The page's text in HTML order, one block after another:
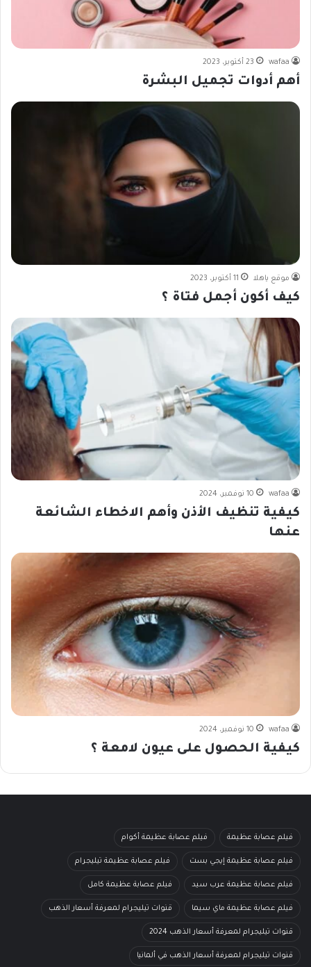
wafaa 23 أكتوبر، 2023
أهم أدوات تجميل البشرة
موقع ياهلا 11 أكتوبر، 2023
كيف أكون أجمل فتاة ؟
wafaa 10 نوفمبر، 2024
كيفية تنظيف الأذن وأهم الاخطاء الشائعة
عنها
wafaa 10 نوفمبر، 2024
كيفية الحصول على عيون لامعة ؟
فيلم عصابة عظيمة فيلم عصابة عظيمة أكوام
فيلم عصابة عظيمة إيجي بست فيلم عصابة عظيمة تيليجرام
فيلم عصابة عظيمة عرب سيد فيلم عصابة عظيمة كامل
فيلم عصابة عظيمة ماي سيما قنوات تيليجرام لمعرفة أسعار الذهب
قنوات تيليجرام لمعرفة أسعار الذهب 2024
قنوات تيليجرام لمعرفة أسعار الذهب في ألمانيا